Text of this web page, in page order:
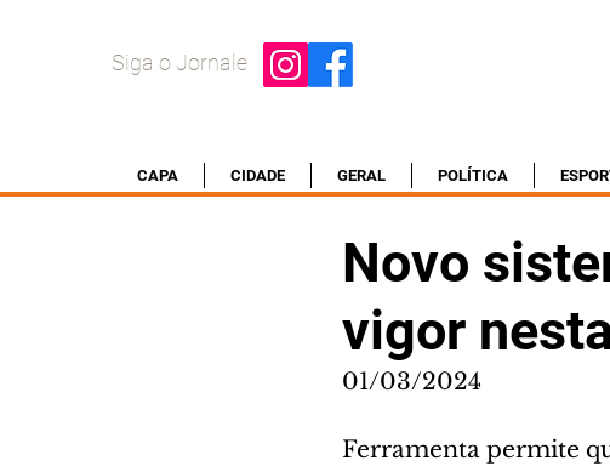
Siga o Jornale
CAPA CIDADE GERAL POLÍTICA
Novo
vigor
01/03/2024
Ferramenta permite